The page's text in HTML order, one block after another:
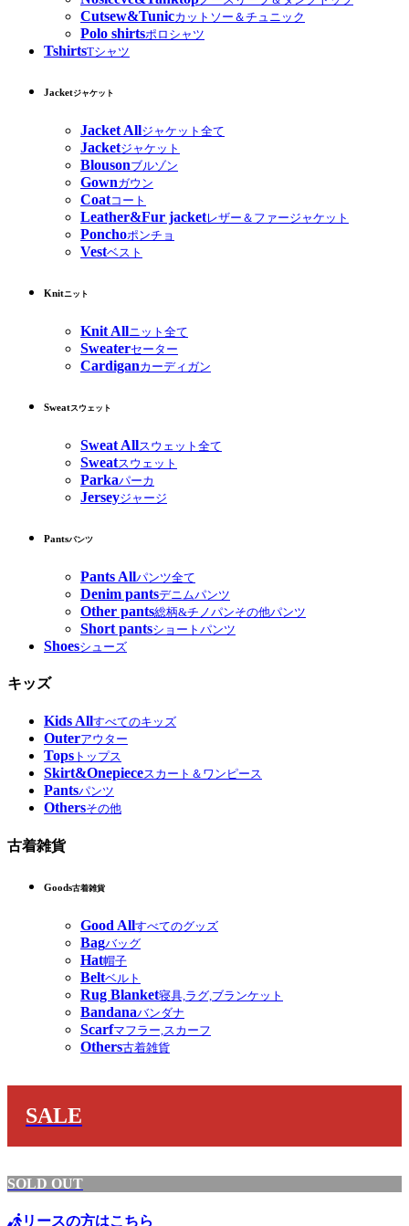
Cutsew&Tunicカットソー＆チュニック
Polo shirtsポロシャツ
TshirtsTシャツ
Jacketジャケット
Jacket Allジャケット全て
Jacketジャケット
Blousonブルゾン
Gownガウン
Coatコート
Leather&Fur jacketレザー＆ファージャケット
Ponchoポンチョ
Vestベスト
Knitニット
Knit Allニット全て
Sweaterセーター
Cardiganカーディガン
Sweatスウェット
Sweat Allスウェット全て
Sweatスウェット
Parkaパーカ
Jerseyジャージ
Pantsパンツ
Pants Allパンツ全て
Denim pantsデニムパンツ
Other pants総柄&チノパンその他パンツ
Short pantsショートパンツ
Shoesシューズ
キッズ
Kids Allすべてのキッズ
Outerアウター
Tops トップス
Skirt&Onepieceスカート＆ワンピース
Pantsパンツ
Othersその他
古着雑貨
Goods古着雑貨
Good Allすべてのグッズ
Bagバッグ
Hat帽子
Beltベルト
Rug Blanket寝具,ラグ,ブランケット
Bandanaバンダナ
Scarfマフラー,スカーフ
Others古着雑貨
SALE
SOLD OUT
リースの方はこちら